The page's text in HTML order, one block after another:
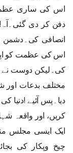
اس کی ساری
دفن کر دی
انصافی کی۔دشمن
اس کی عظمت کو
کی۔لیکن دوست
مختلف بدعات اور
دیا۔پس آئیے !دنیا
کریں، اور واقعہ
ایک ایسی مجلس
چیخ وپکار کی